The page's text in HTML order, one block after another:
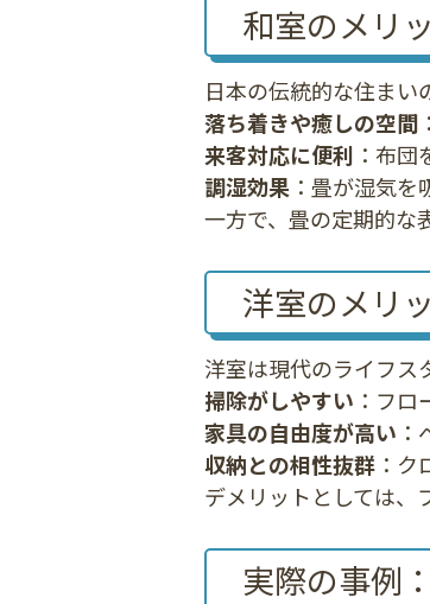
和室のメリ
日本の伝統的な住まい
落ち着きや癒しの空間
来客対応に便利 ：布
調湿効果 ：畳が湿気
一方で、畳の定期的な
洋室のメリ
洋室は現代のライフス
掃除がしやすい ：フ
家具の自由度が高い
収納との相性抜群 ：
デメリットとしては、
実際の事例